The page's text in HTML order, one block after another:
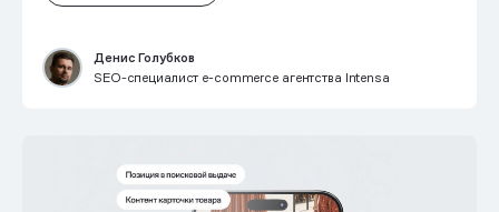
Денис Голубков
SEO-специалист e-commerce агентства Intensa